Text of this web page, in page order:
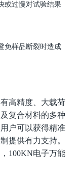
或过慢对试验结果
免样品断裂时造成
高精度、大载荷
复合材料的多种
户可以获得精准
提供有力支持。
100KN电子万能